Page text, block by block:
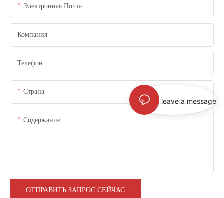
Электронная Почта
Компания
Телефон
Страна
Содержание
ОТПРАВИТЬ ЗАПРОС СЕЙЧАС
leave a message